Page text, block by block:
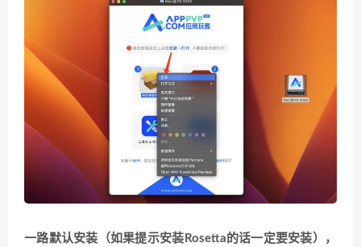
一路默认安装 （如果提示安装Rosetta的话一定要安装）
，